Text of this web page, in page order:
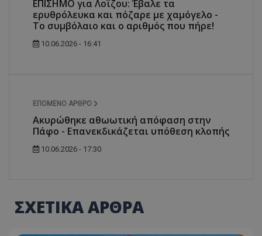
ΕΠΙΣΗΜΟ για Λοΐζου: Έβαλε τα
ερυθρόλευκα και πόζαρε με χαμόγελο -
Το συμβόλαιο και ο αριθμός που πήρε!
10.06.2026 - 16:41
ΕΠΌΜΕΝΟ ΆΡΘΡΟ
Ακυρώθηκε αθωωτική απόφαση στην
Πάφο - Επανεκδικάζεται υπόθεση κλοπής
10.06.2026 - 17:30
ΣΧΕΤΙΚΑ ΑΡΘΡΑ